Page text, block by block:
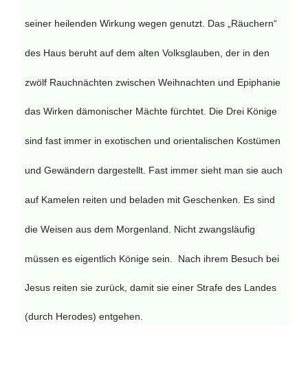
seiner heilenden Wirkung wegen genutzt. Das „Räuchern“
des Haus beruht auf dem alten Volksglauben, der in den
zwölf Rauchnächten zwischen Weihnachten und Epiphanie
das Wirken dämonischer Mächte fürchtet. Die Drei Könige
sind fast immer in exotischen und orientalischen Kostümen
und Gewändern dargestellt. Fast immer sieht man sie auch
auf Kamelen reiten und beladen mit Geschenken. Es sind
die Weisen aus dem Morgenland. Nicht zwangsläufig
müssen es eigentlich Könige sein. Nach ihrem Besuch bei
Jesus reiten sie zurück, damit sie einer Strafe des Landes
(durch Herodes) entgehen.